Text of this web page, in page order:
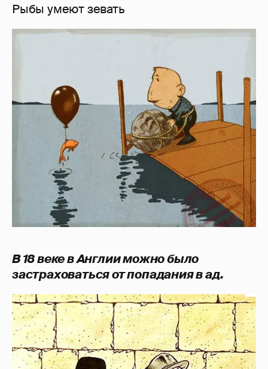
Рыбы умеют зевать
В 18 веке в Англии можно было
застраховаться от попадания в ад.